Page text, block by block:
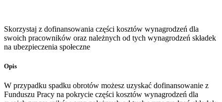
Skorzystaj z dofinansowania części kosztów wynagrodzeń dla
swoich pracowników oraz należnych od tych wynagrodzeń składek
na ubezpieczenia społeczne
Opis
W przypadku spadku obrotów możesz uzyskać dofinansowanie z
Funduszu Pracy na pokrycie części kosztów wynagrodzeń dla